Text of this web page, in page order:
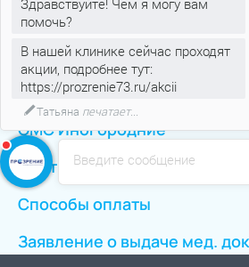
Пациентам
Статьи
ОМС
ОМС Иногородние
Противопоказания
Способы оплаты
Заявление о выдаче мед.
Введите сообщение
В нашей клинике сейчас проходят
https://prozrenie73.ru/akcii
Если вас что-то заинтересовало
напишите мне!)